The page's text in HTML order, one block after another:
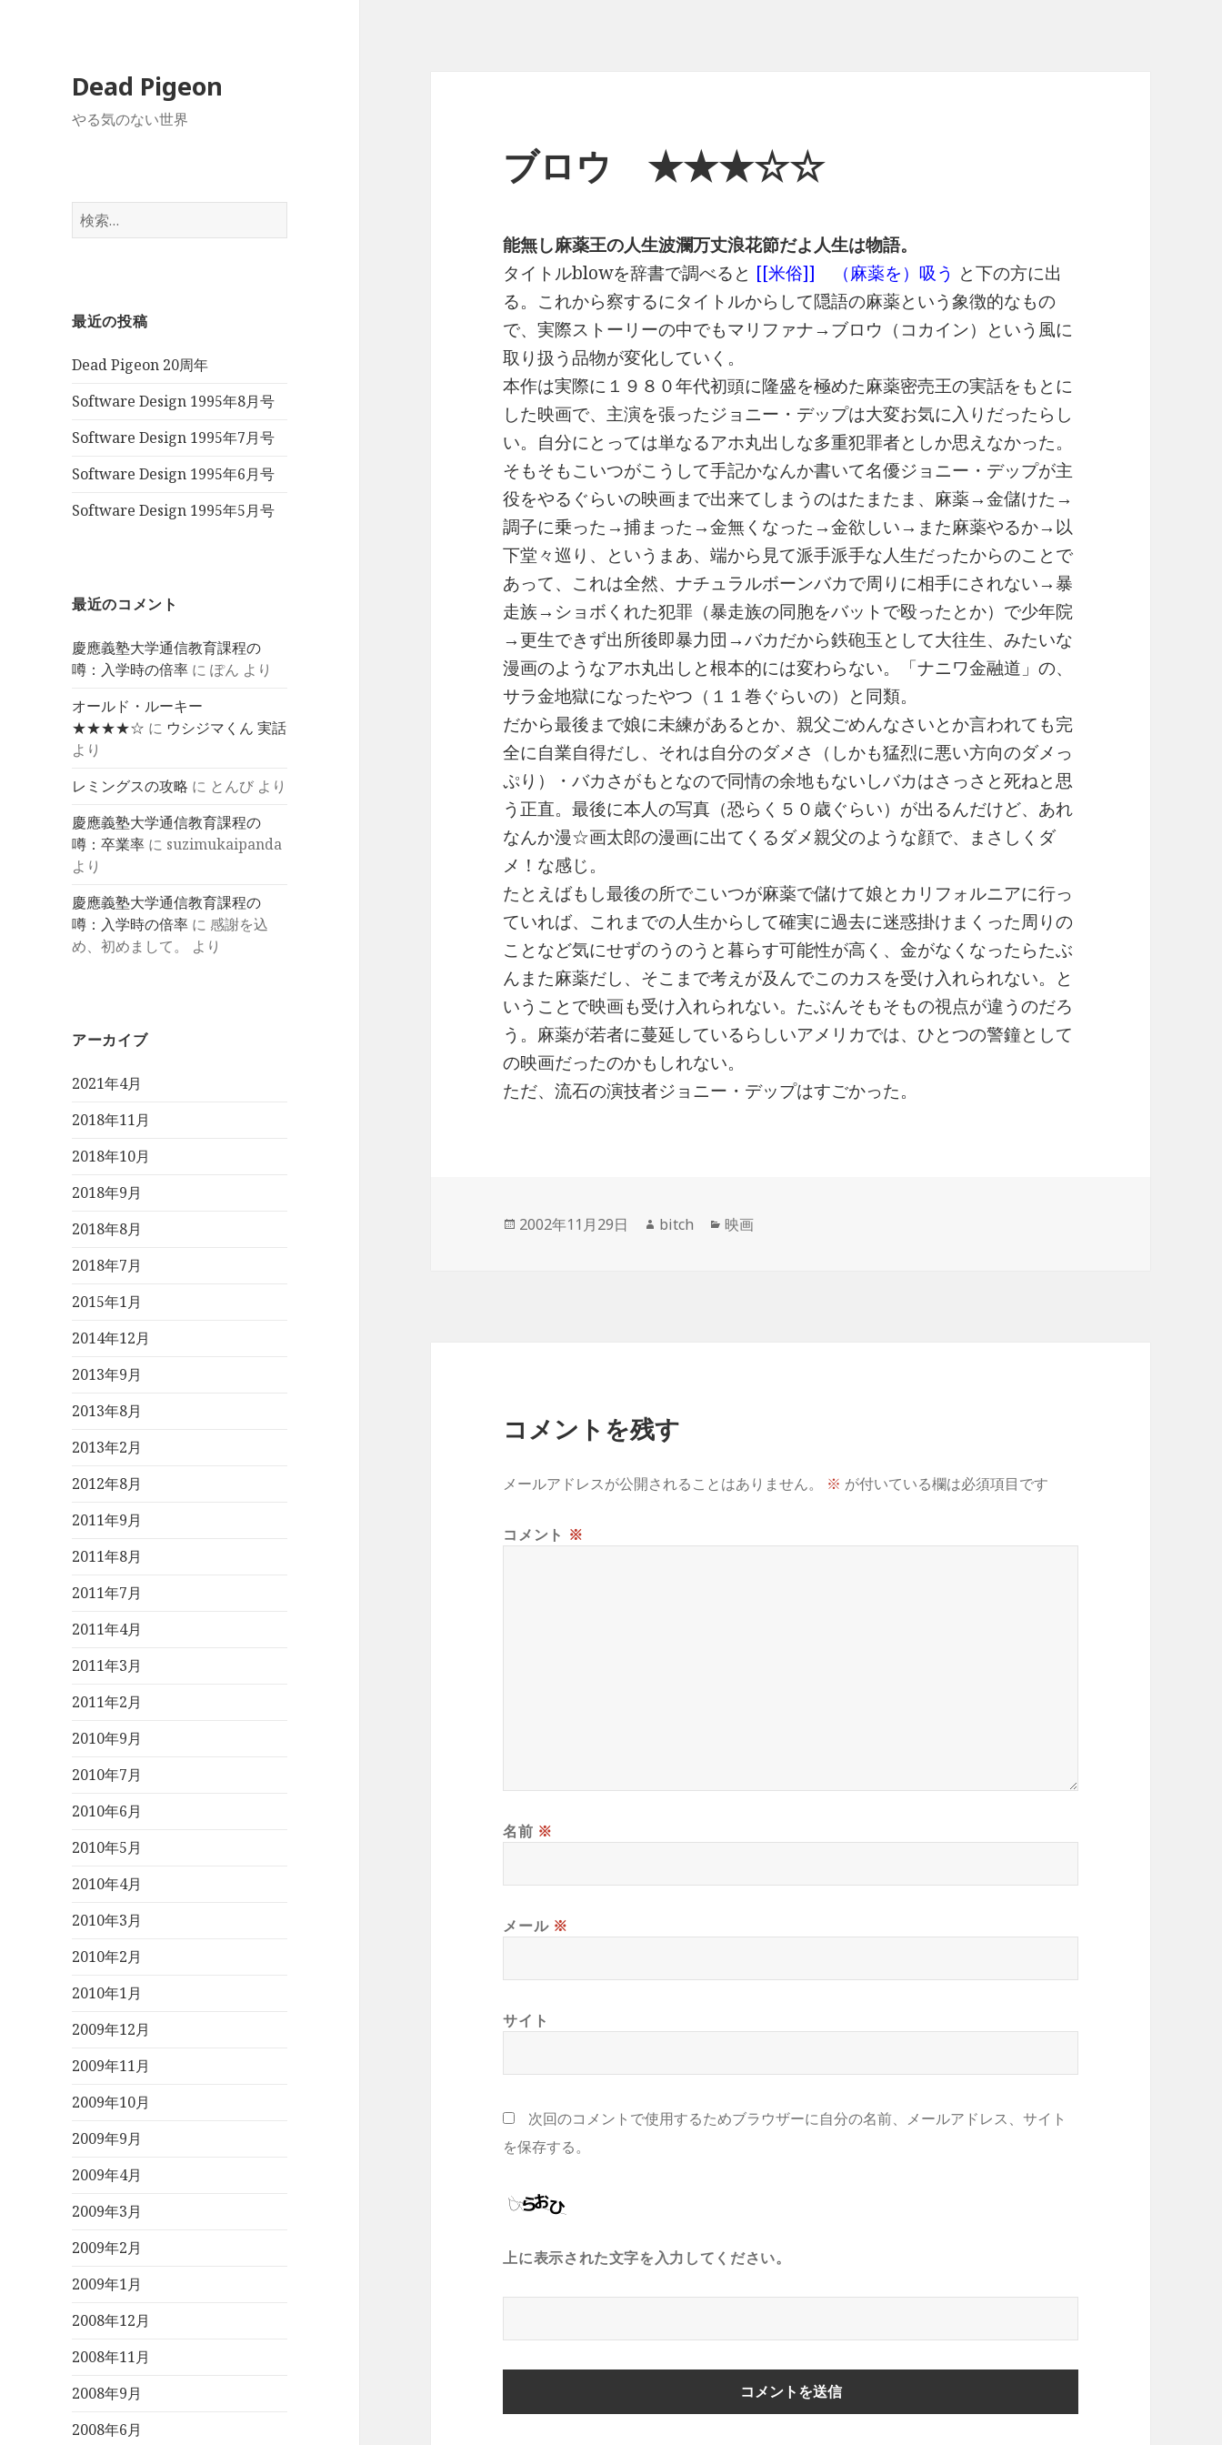
Dead Pigeon
やる気のない世界
検
索:
最近の投稿
Dead Pigeon 20周年
Software Design 1995年8月号
Software Design 1995年7月号
Software Design 1995年6月号
Software Design 1995年5月号
最近のコメント
慶應義塾大学通信教育課程の
噂：入学時の倍率 にぽん より
オールド・ルーキー
★★★★☆ に ウシジマくん 実話
より
レミングスの攻略 に とんび より
慶應義塾大学通信教育課程の
噂：卒業率 に suzimukaipanda
より
慶應義塾大学通信教育課程の
噂：入学時の倍率 に 感謝を込
め、初めまして。
より
アーカイブ
2021年4月
2018年11月
2018年10月
2018年9月
2018年8月
2018年7月
2015年1月
2014年12月
2013年9月
2013年8月
2013年2月
2012年8月
2011年9月
2011年8月
2011年7月
2011年4月
2011年3月
2011年2月
2010年9月
2010年7月
2010年6月
2010年5月
2010年4月
2010年3月
2010年2月
2010年1月
2009年12月
2009年11月
2009年10月
2009年9月
2009年4月
2009年3月
2009年2月
2009年1月
2008年12月
2008年11月
2008年9月
2008年6月
ブロウ ★★★☆☆
能無し麻薬王の人生波瀾万丈浪花節だよ人生は物語。
タイトルblowを辞書で調べると [[米俗]] （麻薬を）吸う と下の方に出
る。これから察するにタイトルからして隠語の麻薬という象徴的なもの
で、実際ストーリーの中でもマリファナ→ブロウ（コカイン）という風に
取り扱う品物が変化していく。
本作は実際に１９８０年代初頭に隆盛を極めた麻薬密売王の実話をもとに
した映画で、主演を張ったジョニー・デップは大変お気に入りだったらし
い。自分にとっては単なるアホ丸出しな多重犯罪者としか思えなかった。
そもそもこいつがこうして手記かなんか書いて名優ジョニー・デップが主
役をやるぐらいの映画まで出来てしまうのはたまたま、麻薬→金儲けた→
調子に乗った→捕まった→金無くなった→金欲しい→また麻薬やるか→以
下堂々巡り、というまあ、端から見て派手派手な人生だったからのことで
あって、これは全然、ナチュラルボーンバカで周りに相手にされない→暴
走族→ショボくれた犯罪（暴走族の同胞をバットで殴ったとか）で少年院
→更生できず出所後即暴力団→バカだから鉄砲玉として大往生、みたいな
漫画のようなアホ丸出しと根本的には変わらない。「ナニワ金融道」の、
サラ金地獄になったやつ（１１巻ぐらいの）と同類。
だから最後まで娘に未練があるとか、親父ごめんなさいとか言われても完
全に自業自得だし、それは自分のダメさ（しかも猛烈に悪い方向のダメっ
ぷり）・バカさがもとなので同情の余地もないしバカはさっさと死ねと思
う正直。最後に本人の写真（恐らく５０歳ぐらい）が出るんだけど、あれ
なんか漫☆画太郎の漫画に出てくるダメ親父のような顔で、まさしくダ
メ！な感じ。
たとえばもし最後の所でこいつが麻薬で儲けて娘とカリフォルニアに行っ
ていれば、これまでの人生からして確実に過去に迷惑掛けまくった周りの
ことなど気にせずのうのうと暮らす可能性が高く、金がなくなったらたぶ
んまた麻薬だし、そこまで考えが及んでこのカスを受け入れられない。と
いうことで映画も受け入れられない。たぶんそもそもの視点が違うのだろ
う。麻薬が若者に蔓延しているらしいアメリカでは、ひとつの警鐘として
の映画だったのかもしれない。
ただ、流石の演技者ジョニー・デップはすごかった。
投
2002年11月29日
作
bitch
カ
映画
コメントを残す
メールアドレスが公開されることはありません。 ※ が付いている欄は必須項目です
コメント ※
名前 ※
メール ※
サイト
次回のコメントで使用するためブラウザーに自分の名前、メールアドレス、サイト
を保存する。
上に表示された文字を入力してください。